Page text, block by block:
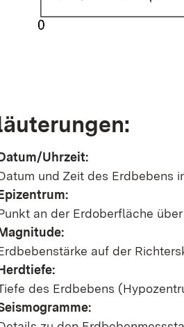
Uhrzeit:
und Zeit des Erdbebens
an der Erdoberfläche
auf der
des Erdbebens